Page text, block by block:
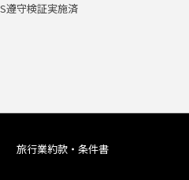
遵守検証実施済
旅行業約款・条件書